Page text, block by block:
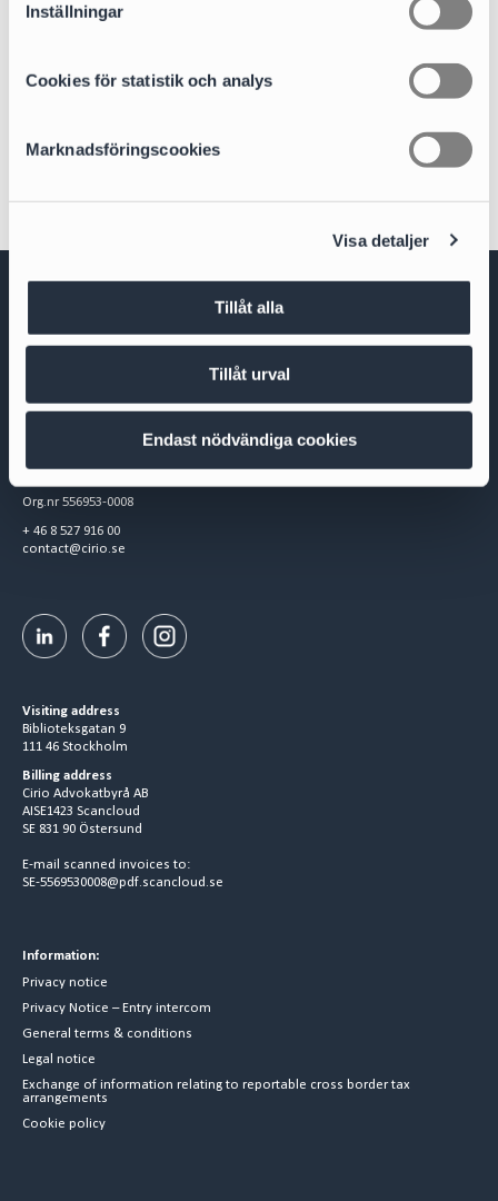
Inställningar
Cookies för statistik och analys
Marknadsföringscookies
Visa detaljer
Tillåt alla
Tillåt urval
Endast nödvändiga cookies
Mergers & Acquisitions
Sectors
Cirio Advokatbyrå AB
103 65 Stockholm
Org.nr 556953-0008
+ 46 8 527 916 00
contact@cirio.se
Visiting address
Biblioteksgatan 9
111 46 Stockholm
Billing address
Cirio Advokatbyrå AB
AISE1423 Scancloud
SE 831 90 Östersund
E-mail scanned invoices to:
SE-5569530008@pdf.scancloud.se
Information:
Privacy notice
Privacy Notice – Entry intercom
General terms & conditions
Legal notice
Exchange of information relating to reportable cross border tax
arrangements
Cookie policy